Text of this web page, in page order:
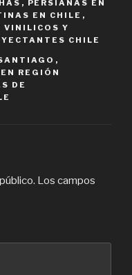
, PERSIANAS EN
EN CHILE ,
VINILICOS Y
CHILE
,
REGIÓN
DE
Los campos